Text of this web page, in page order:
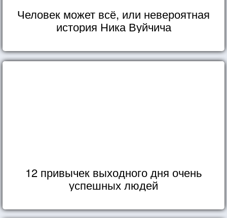
Человек может всё, или невероятная
история Ника Вуйчича
12 привычек выходного дня очень
успешных людей